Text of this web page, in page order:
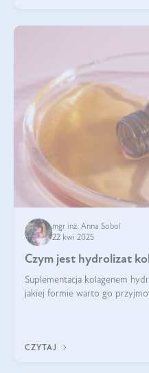
mgr inż. Anna Sobol
22 kwi 2025
Czym jest hydrolizat
Suplementacja kolagenem
jakiej formie warto go
CZYTAJ